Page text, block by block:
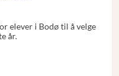
elever i Bodø til å velge
år.